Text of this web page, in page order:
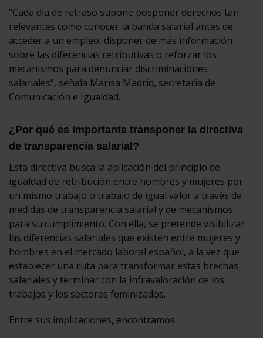
“Cada día de retraso supone posponer derechos tan
relevantes como conocer la banda salarial antes de
acceder a un empleo, disponer de más información
sobre las diferencias retributivas o reforzar los
mecanismos para denunciar discriminaciones
salariales”, señala Marisa Madrid, secretaria de
Comunicación e Igualdad.
¿Por qué es importante transponer la directiva
de transparencia salarial?
Esta directiva busca la aplicación del principio de
igualdad de retribución entre hombres y mujeres por
un mismo trabajo o trabajo de igual valor a través de
medidas de transparencia salarial y de mecanismos
para su cumplimiento. Con ella, se pretende visibilizar
las diferencias salariales que existen entre mujeres y
hombres en el mercado laboral español, a la vez que
establecer una ruta para transformar estas brechas
salariales y terminar con la infravaloración de los
trabajos y los sectores feminizados.
Entre sus implicaciones, encontramos: